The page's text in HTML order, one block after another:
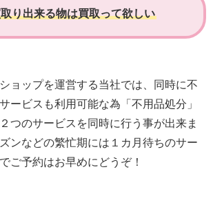
り出来る物は買取って欲しい
ョップを運営する当社では、同時に不
ービスも利用可能な為「不用品処分」
つのサービスを同時に行う事が出来ま
ンなどの繁忙期には１カ月待ちのサー
ご予約はお早めにどうぞ！